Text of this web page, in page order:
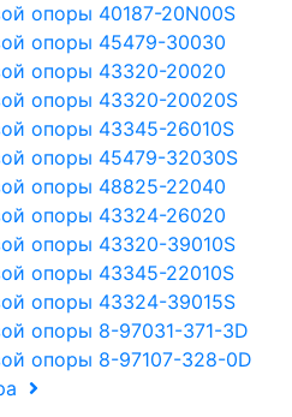
опоры 40187-20N00S
опоры 45479-30030
опоры 43320-20020
опоры 43320-20020S
опоры 43345-26010S
опоры 45479-32030S
опоры 48825-22040
опоры 43324-26020
опоры 43320-39010S
опоры 43345-22010S
опоры 43324-39015S
опоры 8-97031-371-3D
опоры 8-97107-328-0D